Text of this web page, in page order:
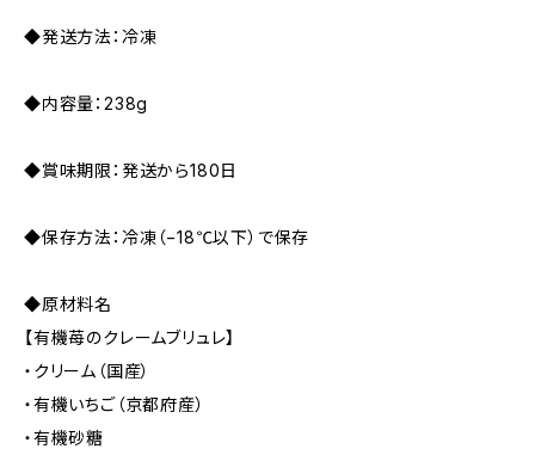
◆発送方法：冷凍
◆内容量：238g
◆賞味期限：発送から180日
◆保存方法：冷凍（−18℃以下）で保存
◆原材料名
【有機苺のクレームブリュレ】
・クリーム（国産）
・有機いちご（京都府産）
・有機砂糖